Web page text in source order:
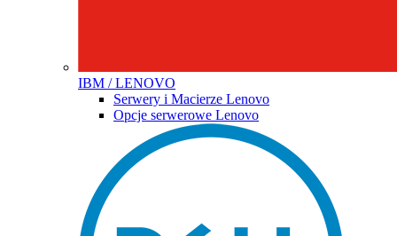
IBM / LENOVO
Serwery i Macierze Lenovo
Opcje serwerowe Lenovo